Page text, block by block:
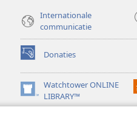
Internationale
communicatie
Donaties
(opent
nieuw
venster)Watchtower ONLINE
LIBRARY™
(opent
nieuw